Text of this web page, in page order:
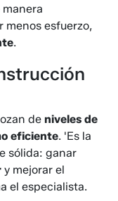
menos esfuerzo,
.
deniveles de
eficiente. 'Es la
sólida: ganar
y mejorar el
el especialista.